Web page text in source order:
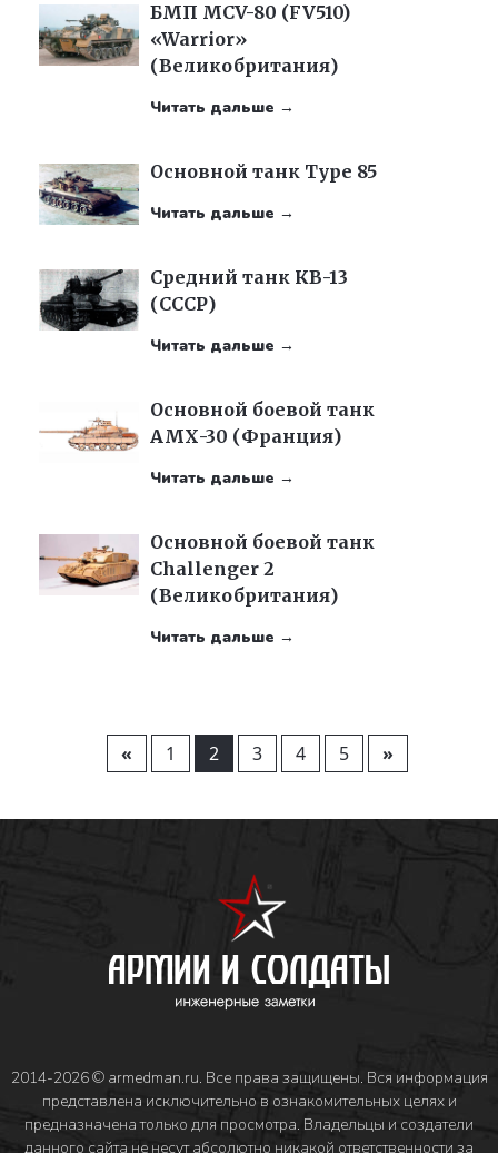
БМП MCV-80 (FV510)
«Warrior»
(Великобритания)
Читать дальше →
Основной танк Type 85
Читать дальше →
Средний танк КВ-13
(СССР)
Читать дальше →
Основной боевой танк
АМХ-30 (Франция)
Читать дальше →
Основной боевой танк
Challenger 2
(Великобритания)
Читать дальше →
« 1 2 3 4 5 »
2014-2026 © armedman.ru. Все права защищены. Вся информация
представлена исключительно в ознакомительных целях и
предназначена только для просмотра. Владельцы и создатели
данного сайта не несут абсолютно никакой ответственности за